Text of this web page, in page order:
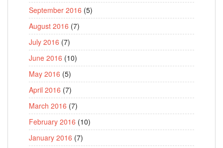
September 2016 (5)
August 2016 (7)
July 2016 (7)
June 2016 (10)
May 2016 (5)
April 2016 (7)
March 2016 (7)
February 2016 (10)
January 2016 (7)